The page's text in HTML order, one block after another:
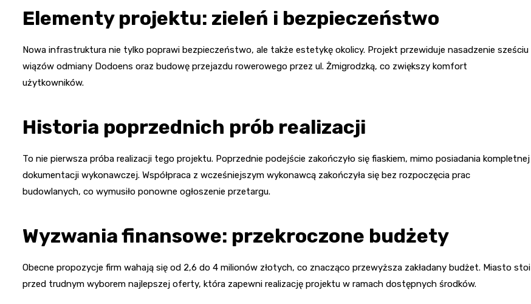
Elementy projektu: zieleń i bezpieczeństwo
Nowa infrastruktura nie tylko poprawi bezpieczeństwo, ale także estetykę okolicy. Projekt przewiduje nasadzenie sześciu
wiązów odmiany Dodoens oraz budowę przejazdu rowerowego przez ul. Żmigrodzką, co zwiększy komfort
użytkowników.
Historia poprzednich prób realizacji
To nie pierwsza próba realizacji tego projektu. Poprzednie podejście zakończyło się fiaskiem, mimo posiadania kompletnej
dokumentacji wykonawczej. Współpraca z wcześniejszym wykonawcą zakończyła się bez rozpoczęcia prac
budowlanych, co wymusiło ponowne ogłoszenie przetargu.
Wyzwania finansowe: przekroczone budżety
Obecne propozycje firm wahają się od 2,6 do 4 milionów złotych, co znacząco przewyższa zakładany budżet. Miasto stoi
przed trudnym wyborem najlepszej oferty, która zapewni realizację projektu w ramach dostępnych środków.